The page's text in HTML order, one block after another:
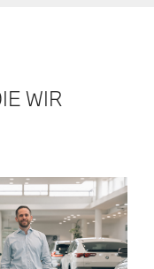
WIR